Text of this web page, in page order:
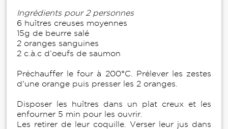
Ingrédients pour 2 personnes
6 huîtres creuses moyennes
15g de beurre salé
2 oranges sanguines
2 c.à.c d’oeufs de saumon
Préchauffer le four à 200°C. Prélever les zestes
d'une orange puis presser les 2 oranges.
Disposer les huîtres dans un plat creux et les
enfourner 5 min pour les ouvrir.
Les retirer de leur coquille. Verser leur jus dans